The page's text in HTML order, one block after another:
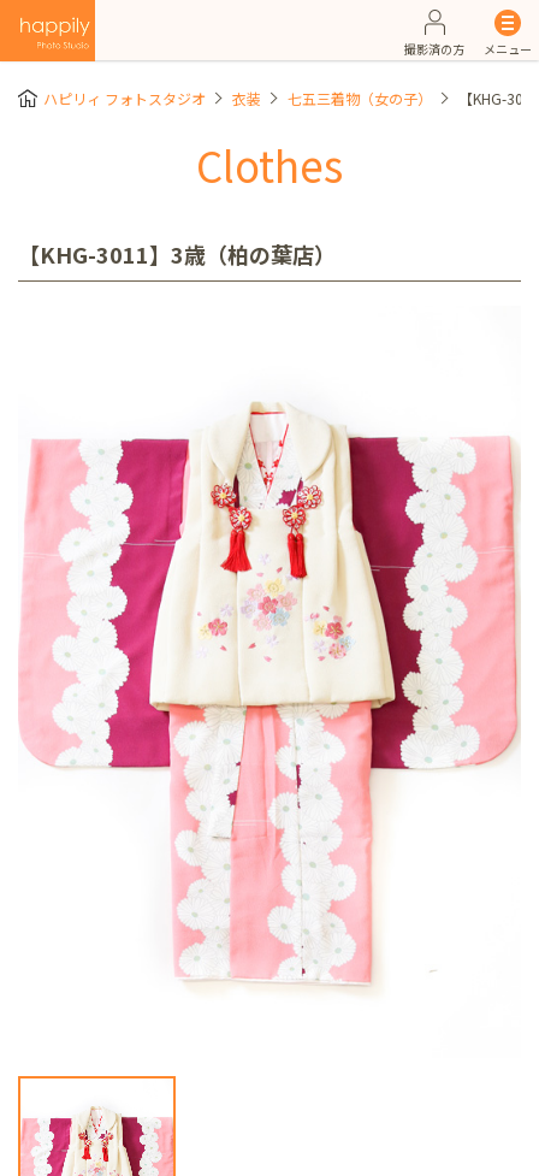
撮影済の方 メニュー
ハピリィ フォトスタジオ 衣装 七五三着物（女の子） 【KHG-
Clothes
【KHG-3011】3歳（柏の葉店）